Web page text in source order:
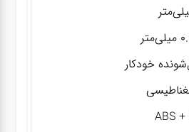
خودکار